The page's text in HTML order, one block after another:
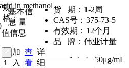
in methanol货 期： 1-2周
CAS号： 375-73-5
有效期： 12个月
品 牌： 伟业计量
规
格：
1.2mL,50μg/mL
加
入
查
看
基本信
息 量
值信息
详
细